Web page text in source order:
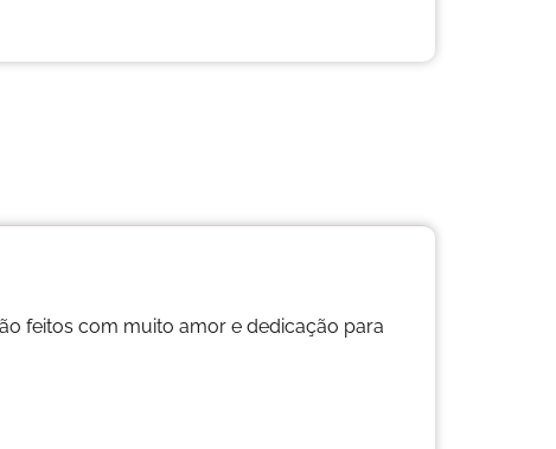
feitos com muito amor e dedicação para